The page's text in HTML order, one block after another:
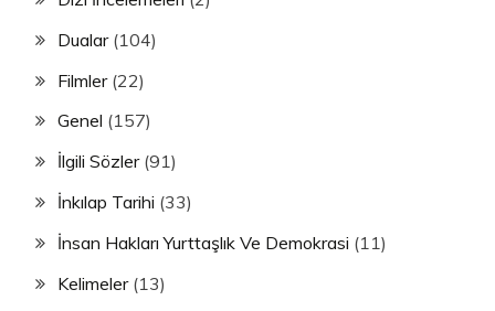
Dualar(104)
Filmler(22)
Genel (157)
İlgili Sözler(91)
İnkılap Tarihi (33)
İnsan Hakları Yurttaşlık Ve Demokrasi (11)
Kelimeler(13)